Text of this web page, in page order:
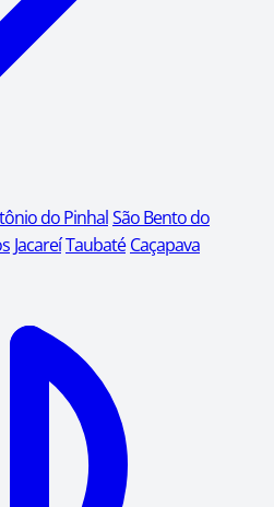
do PinhalSão Bento do
JacareíTaubaté Caçapava